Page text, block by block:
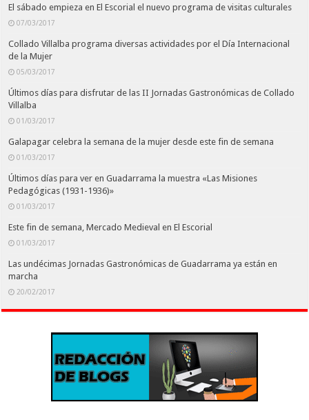
El sábado empieza en El Escorial el nuevo programa de visitas culturales
07/03/2017
Collado Villalba programa diversas actividades por el Día Internacional
de la Mujer
05/03/2017
Últimos días para disfrutar de las II Jornadas Gastronómicas de Collado
Villalba
01/03/2017
Galapagar celebra la semana de la mujer desde este fin de semana
01/03/2017
Últimos días para ver en Guadarrama la muestra «Las Misiones
Pedagógicas (1931-1936)»
01/03/2017
Este fin de semana, Mercado Medieval en El Escorial
01/03/2017
Las undécimas Jornadas Gastronómicas de Guadarrama ya están en
marcha
20/02/2017